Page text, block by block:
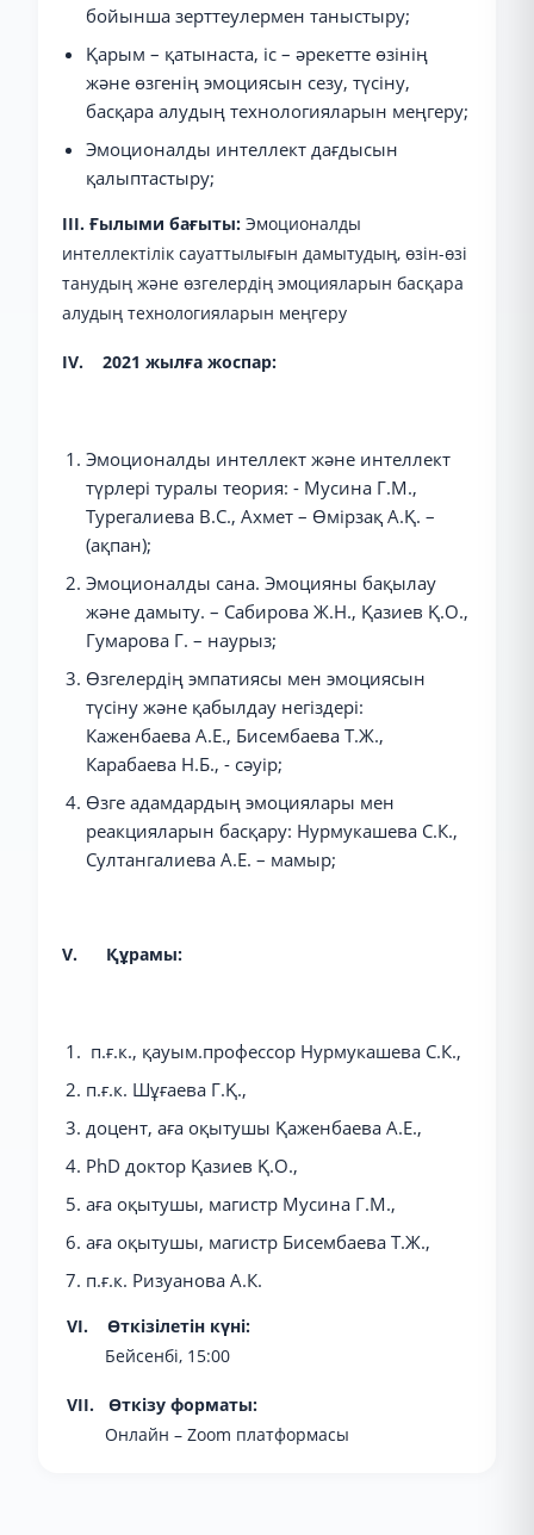
бойынша зерттеулермен таныстыру;
Қарым – қатынаста, іс – әрекетте өзінің
және өзгенің эмоциясын сезу, түсіну,
басқара алудың технологияларын меңгеру;
Эмоционалды интеллект дағдысын
қалыптастыру;
III. Ғылыми бағыты: Эмоционалды
интеллектілік сауаттылығын дамытудың, өзін-өзі
танудың және өзгелердің эмоцияларын басқара
алудың технологияларын меңгеру
IV. 2021 жылға жоспар:
Эмоционалды интеллект және интеллект
түрлері туралы теория: - Мусина Г.М.,
Турегалиева В.С., Ахмет – Өмірзақ А.Қ. –
(ақпан);
Эмоционалды сана. Эмоцияны бақылау
және дамыту. – Сабирова Ж.Н., Қазиев Қ.О.,
Гумарова Г. – наурыз;
Өзгелердің эмпатиясы мен эмоциясын
түсіну және қабылдау негіздері:
Каженбаева А.Е., Бисембаева Т.Ж.,
Карабаева Н.Б., - сәуір;
Өзге адамдардың эмоциялары мен
реакцияларын басқару: Нурмукашева С.К.,
Султангалиева А.Е. – мамыр;
V. Құрамы:
п.ғ.к., қауым.профессор Нурмукашева С.К.,
п.ғ.к. Шұғаева Г.Қ.,
доцент, аға оқытушы Қаженбаева А.Е.,
PhD доктор Қазиев Қ.О.,
аға оқытушы, магистр Мусина Г.М.,
аға оқытушы, магистр Бисембаева Т.Ж.,
п.ғ.к. Ризуанова А.К.
VI. Өткізілетін күні:
Бейсенбі, 15:00
VII. Өткізу форматы:
Онлайн – Zoom платформасы